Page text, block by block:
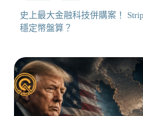
史上最大金融科技併購案！
穩定幣盤算？